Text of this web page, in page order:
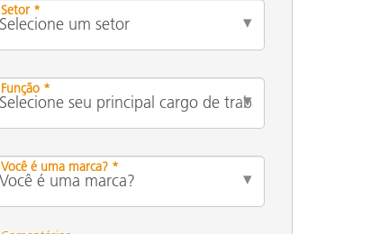
Setor *
Função *
Você é uma marca? *